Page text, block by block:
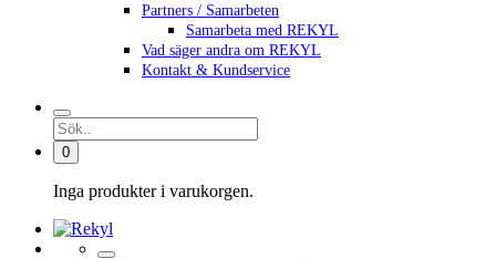
Partners / Samarbeten
Samarbeta med REKYL
Vad säger andra om REKYL
Kontakt & Kundservice
0
Inga produkter i varukorgen.